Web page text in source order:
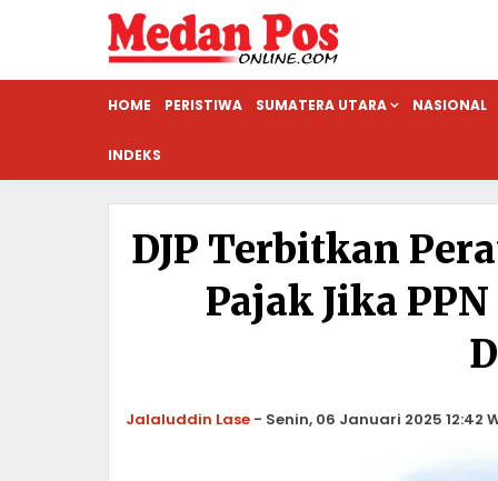
HOME PERISTIWA SUMATERA UTARA NASIONAL
INDEKS
DJP Terbitkan
Pajak Jika
Jalaluddin Lase - Senin, 06 Januari 2025 12:42